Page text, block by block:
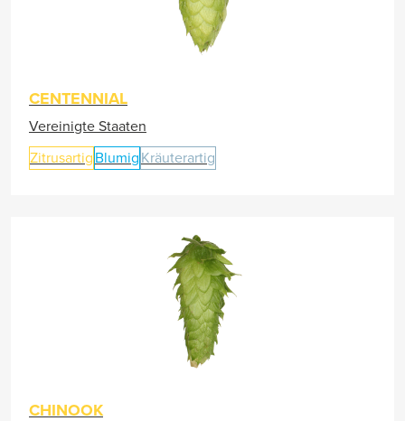
CENTENNIAL
Vereinigte Staaten
Zitrusartig Blumig Kräuterartig
CHINOOK